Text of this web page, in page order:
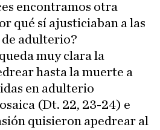
encontramos otra
qué sí ajusticiaban a las
de adulterio?
muy clara la
hasta la muerte a
en adulterio
(Dt. 22, 23-24) e
quisieron apedrear al